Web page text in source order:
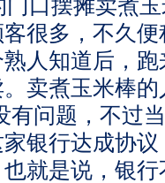
口摆摊卖煮
很多，不久
人知道后，
卖煮玉米棒
有问题，不过
银行达成协
就是说，银